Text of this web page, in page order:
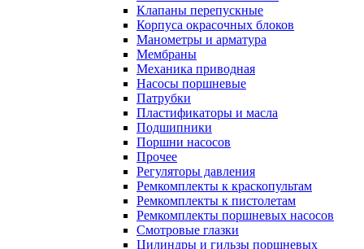
Клапаны перепускные
Корпуса окрасочных блоков
Манометры и арматура
Мембраны
Механика приводная
Насосы поршневые
Патрубки
Пластификаторы и масла
Подшипники
Поршни насосов
Прочее
Регуляторы давления
Ремкомплекты к краскопультам
Ремкомплекты к пистолетам
Ремкомплекты поршневых насосов
Смотровые глазки
Цилиндры и гильзы поршневых